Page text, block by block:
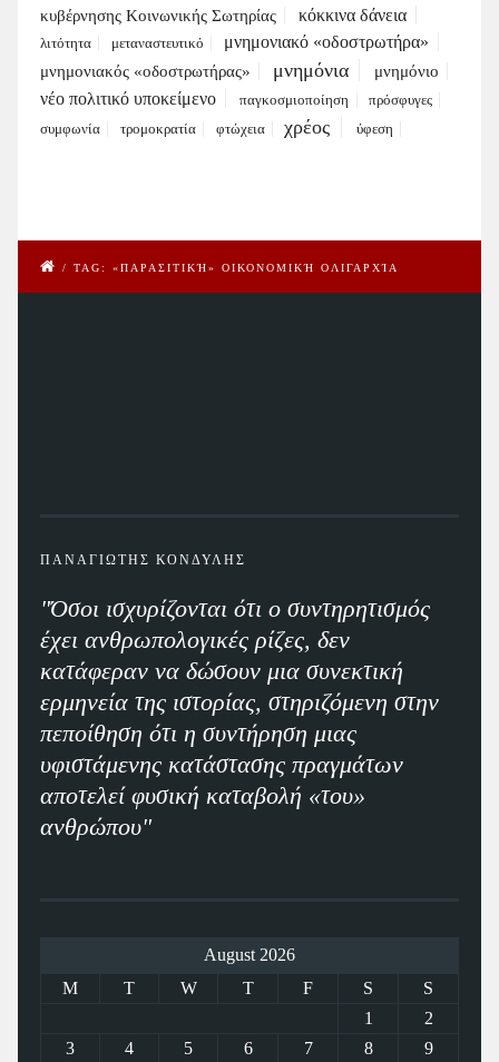
κυβέρνησης Κοινωνικής Σωτηρίας κόκκινα δάνεια
λιτότητα μεταναστευτικό μνημονιακό «οδοστρωτήρα»
μνημονιακός «οδοστρωτήρας» μνημόνια μνημόνιο
νέο πολιτικό υποκείμενο παγκοσμιοποίηση
πρόσφυγες
συμφωνία
τρομοκρατία φτώχεια χρέος ύφεση
/ TAG: «ΠΑΡΑΣΙΤΙΚΉ» ΟΙΚΟΝΟΜΙΚΉ ΟΛΙΓΑΡΧΊΑ
ΠΑΝΑΓΙΩΤΗΣ ΚΟΝΔΥΛΗΣ
"Όσοι ισχυρίζονται ότι ο συντηρητισμός
έχει ανθρωπολογικές ρίζες, δεν
κατάφεραν να δώσουν μια συνεκτική
ερμηνεία της ιστορίας, στηριζόμενη στην
πεποίθηση ότι η συντήρηση μιας
υφιστάμενης κατάστασης πραγμάτων
αποτελεί φυσική καταβολή «του»
ανθρώπου"
August 2026
M
T W T F S
S
1
2
3
4 5 6 7 8 9